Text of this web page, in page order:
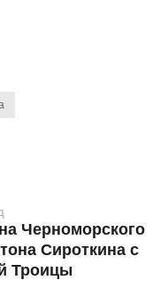
Черноморского
Сироткина с
Троицы